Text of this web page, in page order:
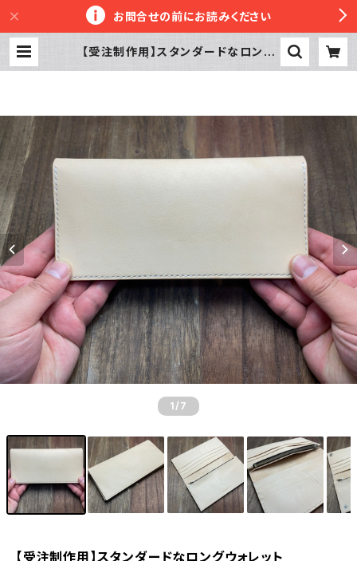
お問合せの前にお読みください
【受注制作用】スタンダードなロング
1 /7
【受注制作用】スタンダードなロングウォレット